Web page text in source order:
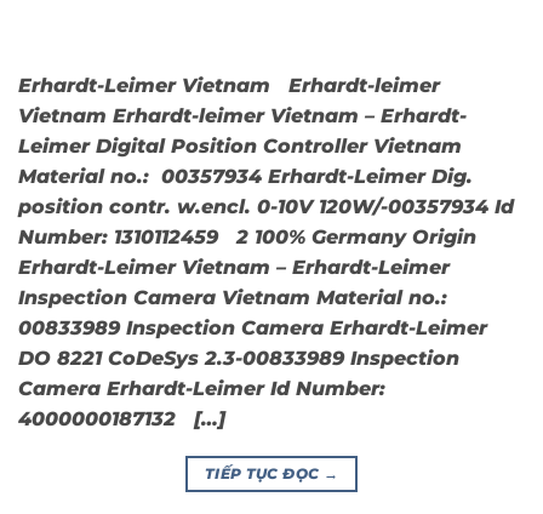
Erhardt-Leimer Vietnam Erhardt-leimer
Vietnam Erhardt-leimer Vietnam – Erhardt-
Leimer Digital Position Controller Vietnam
Material no.: 00357934 Erhardt-Leimer Dig.
position contr. w.encl. 0-10V 120W/-00357934 Id
Number: 1310112459 2 100% Germany Origin
Erhardt-Leimer Vietnam – Erhardt-Leimer
Inspection Camera Vietnam Material no.:
00833989 Inspection Camera Erhardt-Leimer
DO 8221 CoDeSys 2.3-00833989 Inspection
Camera Erhardt-Leimer Id Number:
4000000187132 […]
TIẾP TỤC ĐỌC →